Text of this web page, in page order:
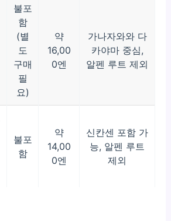
불포
함
(별
도
구매
필
요)
약
16,00
0엔
가나자와와 다
카야마 중심,
알펜 루트 제외
불포
함
약
14,00
0엔
신칸센 포함 가
능, 알펜 루트
제외